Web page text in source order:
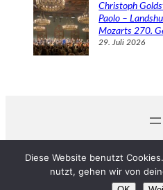
Christoph
Paolo –
Mozarts 270.
29. Juli 2026
Diese Website benutzt
nutzt, gehen wir von